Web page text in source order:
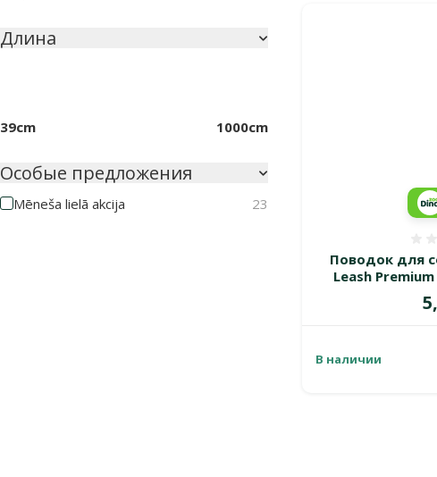
Длина
39cm 1000cm
Особые предложения
Mēneša lielā akcija 23
Поводок для
Leash
В наличии